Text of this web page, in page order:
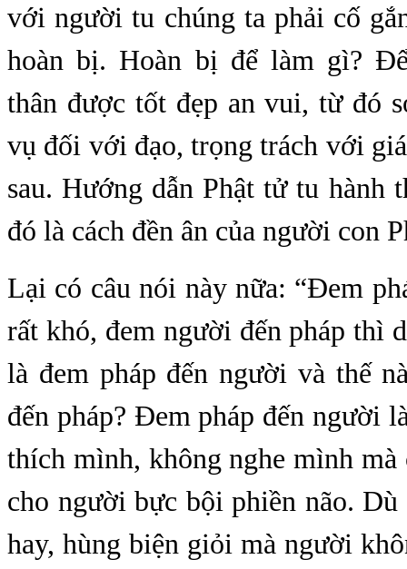
với người tu chúng ta phải cố
hoàn bị. Hoàn bị để làm gì?
thân được tốt đẹp an vui, từ đó
vụ đối với đạo, trọng trách với
sau. Hướng dẫn Phật tử tu hành
đó là cách đền ân của người con
Lại có câu nói này nữa: “Đem
rất khó, đem người đến pháp thì
là đem pháp đến người và thế
đến pháp? Đem pháp đến người
thích mình, không nghe mình
cho người bực bội phiền não.
hay, hùng biện giỏi mà người